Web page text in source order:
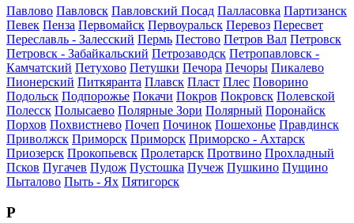
Павлово Павловск Павловский Посад Палласовка Партизанск
Певек Пенза Первомайск Первоуральск Перевоз Пересвет
Переславль - Залесский Пермь Пестово Петров Вал Петровск
Петровск - Забайкальский Петрозаводск Петропавловск -
Камчатский Петухово Петушки Печора Печоры Пикалево
Пионерский Питкяранта Плавск Пласт Плес Поворино
Подольск Подпорожье Покачи Покров Покровск Полевской
Полесск Полысаево Полярные Зори Полярный Поронайск
Порхов Похвистнево Почеп Починок Пошехонье Правдинск
Приволжск Приморск Приморск Приморско - Ахтарск
Приозерск Прокопьевск Пролетарск Протвино Прохладный
Псков Пугачев Пудож Пустошка Пучеж Пушкино Пущино
Пыталово Пыть - Ях Пятигорск
Р